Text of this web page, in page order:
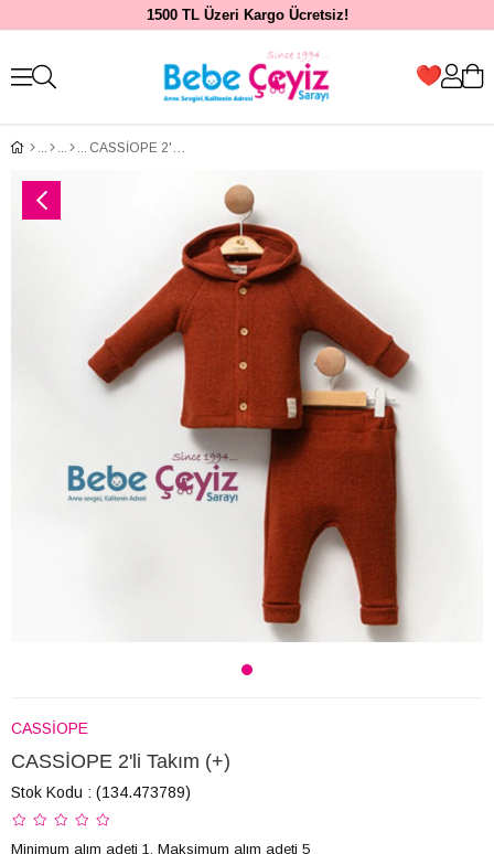
1500 TL Üzeri Kargo Ücretsiz!
CASSİOPE 2'li Takım (+)
CASSİOPE
CASSİOPE 2'li Takım (+)
Stok Kodu (134.473789)
Minimum alım adeti 1, Maksimum alım adeti 5